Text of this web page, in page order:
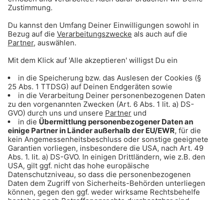
Region
089 Kult - die besten Kulthits für München
Mit den größten Kulthits von den 80ern bis
heute.